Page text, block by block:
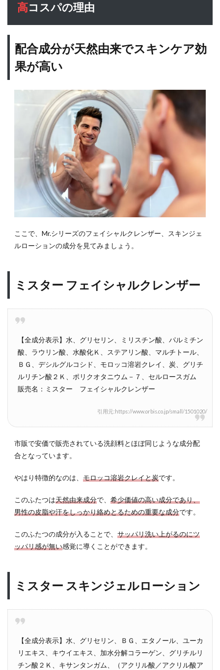
高コスパの理由
配合成分が天然由来でスキンケア効
果が高い
ここで、Mr.シリーズのフェイシャルクレンザー、スキンジェ
ルローションの成分を見てみましょう。
ミスター フェイシャルクレンザー
【全成分表示】水、グリセリン、ミリスチン酸、パルミチン
酸、ラウリン酸、水酸化Ｋ、ステアリン酸、マルチトール、
ＢＧ、デシルグルコシド、モロッコ溶岩クレイ、炭、グリチ
ルリチン酸２Ｋ、ポリクオタニウム－７、セルロースガム
販売名：ミスター フェイシャルクレンザー
引用元:https://www.orbis.co.jp/small/1501020/
市販で安価で販売されている洗顔料とほぼ同じような成分配
合となっています。
やはり特徴的なのは、 モロッコ溶岩クレイと炭です。
このふたつは天然由来成分で、 希少価値の高い成分であり、
男性の皮脂や汗をしっかり絡めとるための重要な成分です。
このふたつの成分が入ることで、 サッパリ洗い上がるのにツ
ッパリ感が無い感覚に導くことができます。
ミスター スキンジェルローション
【全成分表示】水、グリセリン、ＢＧ、エタノール、ユーカ
リエキス、キウイエキス、加水分解コラーゲン、グリチルリ
チン酸２Ｋ、キサンタンガム、（アクリル酸／アクリル酸ア